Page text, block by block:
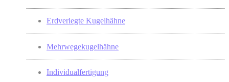
Erdverlegte Kugelhähne
Mehrwegekugelhähne
Individualfertigung